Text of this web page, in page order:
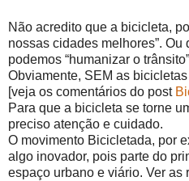
Não acredito que a bicicleta,
nossas cidades melhores”.
podemos “humanizar o
Obviamente, SEM as
[veja os comentários do post
Para que a bicicleta se torne
preciso atenção e cuidado.
O movimento Bicicletada, por
algo inovador, pois parte do
espaço urbano e viário. Ver as